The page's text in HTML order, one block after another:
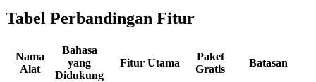
Tabel Perbandingan Fitur
Nama
Alat
Bahasa
yang
Didukung
Fitur Utama
Paket
Gratis
Batasan